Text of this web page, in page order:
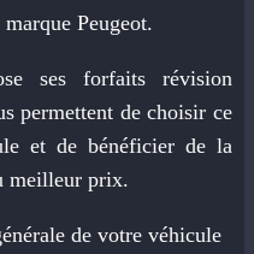
Peugeot.
ses forfaits révision
permettent de choisir ce
et de bénéficier de la
meilleur prix.
de votre véhicule